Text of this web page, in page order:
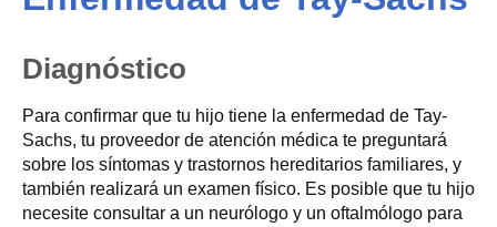
Diagnóstico
Para confirmar que tu hijo tiene la enfermedad de Tay-
Sachs, tu proveedor de atención médica te preguntará
sobre los síntomas y trastornos hereditarios familiares, y
también realizará un examen físico. Es posible que tu hijo
necesite consultar a un neurólogo y un oftalmólogo para